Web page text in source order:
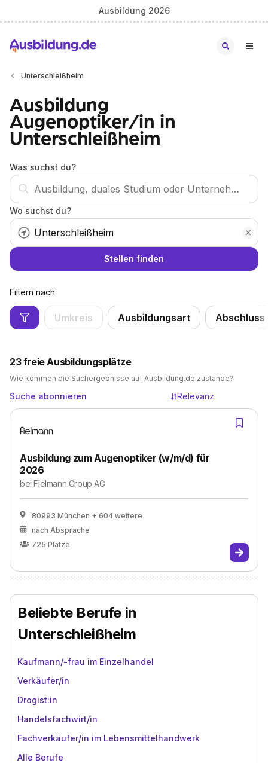
Ausbildung 2026
Unterschleißheim
Ausbildung
Augenoptiker/in in
Unterschleißheim
Was suchst du?
Wo suchst du?
Stellen finden
Filtern nach:
Umkreis Ausbildungsart Abschluss
23freie Ausbildungsplätze
Wie kommen die Suchergebnisse auf Ausbildung.de zustande?
Suche abonnieren Relevanz
Ausbildung zum Augenoptiker (w/m/d) für
2026
beiFielmann Group AG
80993 München + 604 weitere
nach Absprache
725 Plätze
Beliebte Berufe in
Unterschleißheim
Kaufmann/-frau im Einzelhandel
Verkäufer/in
Drogist:in
Handelsfachwirt/in
Fachverkäufer/in im Lebensmittelhandwerk
Alle Berufe